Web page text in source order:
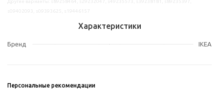
Характеристики
Бренд IKEA
Персональные рекомендации